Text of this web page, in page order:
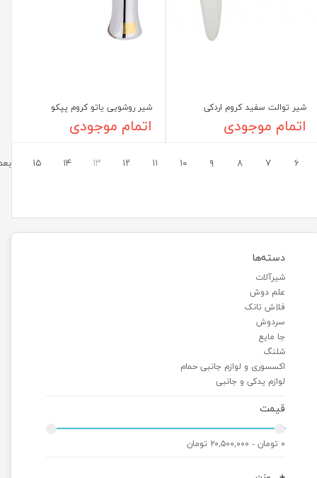
دسته‌ها
شیرآلات
علم دوش
فلاش تانک
سردوش
جا مایع
شلنگ
اکسسوری و لوازم جانبی حمام
لوازم یدکی و جانبی
قیمت
۰ تومان - ۲۰,۵۰۰,۰۰۰ تومان
شیر توالت سفید کروم اردکی
اتمام موجودی
شیر روشویی یاتو کروم پپکو
اتمام موجودی
۶ ۷ ۸ ۹ ۱۰ ۱۱ ۱۲ ۱۳ ۱۴ ۱۵